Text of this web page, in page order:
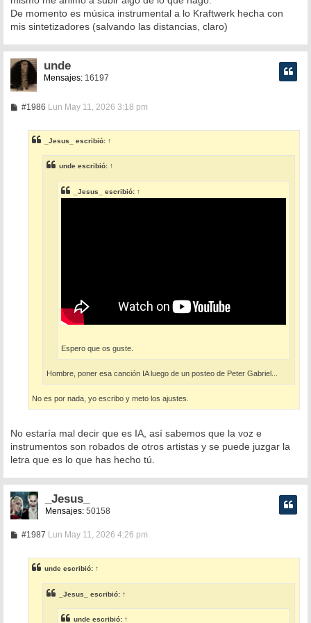
De momento es música instrumental a lo Kraftwerk hecha con
mis sintetizadores (salvando las distancias, claro)
unde
Mensajes:16197
#1986M
a
j
e
Lun May 11, 2026 3:18 pm
_Jesus_ escribió: ↑
unde escribió: ↑
_Jesus_ escribió: ↑
Espero que os guste.
Hombre, poner esa canción IA luego de un posteo de Peter Gabriel...
No es por nada, yo escribo y meto los ajustes.
No estaría mal decir que es IA, así sabemos que la voz e
instrumentos son robados de otros artistas y se puede juzgar la
letra que es lo que has hecho tú.
_Jesus_
Mensajes: 50158
#1987M
a
j
e
Lun May 11, 2026 4:26 pm
unde escribió: ↑
_Jesus_ escribió: ↑
unde escribió: ↑